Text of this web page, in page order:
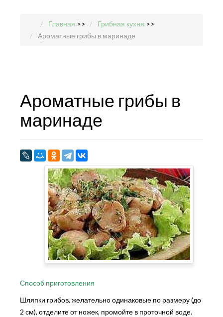
Главная >> Грибная кухня >>
Ароматные грибы в маринаде
Ароматные грибы в
маринаде
Способ приготовления
Шляпки грибов, желательно одинаковые по размеру (до
2 см), отделите от ножек, промойте в проточной воде.